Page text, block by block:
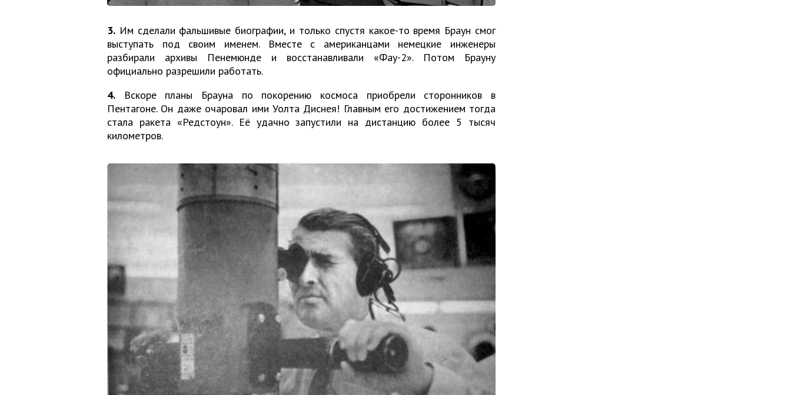
3. Им сделали фальшивые биографии, и только спустя какое-то время Браун смог
выступать под своим именем. Вместе с американцами немецкие инженеры
разбирали архивы Пенемюнде и восстанавливали «Фау-2». Потом Брауну
официально разрешили работать.
4. Вскоре планы Брауна по покорению космоса приобрели сторонников в
Пентагоне. Он даже очаровал ими Уолта Диснея! Главным его достижением тогда
стала ракета «Редстоун». Её удачно запустили на дистанцию более 5 тысяч
километров.